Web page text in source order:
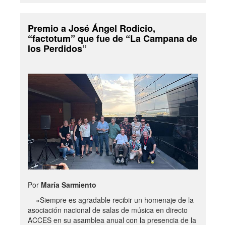
Premio a José Ángel Rodicio,
“factotum” que fue de “La Campana de
los Perdidos”
Por María Sarmiento
«Siempre es agradable recibir un homenaje de la
asociación nacional de salas de música en directo
ACCES en su asamblea anual con la presencia de la